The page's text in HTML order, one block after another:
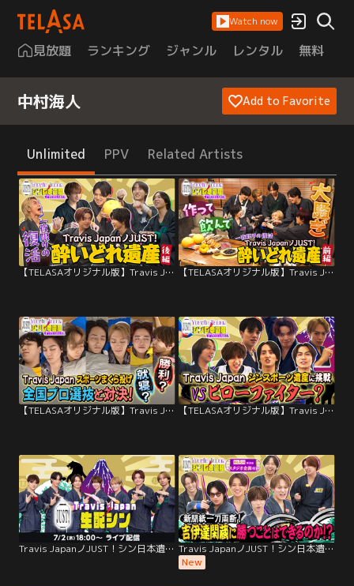
Watch now
見放題 ランキング ジャンル レンタル 無料
中村海人 Add to Favorite
Unlimited PPV Related Artists
【TELASAオリジナル版】Travis Japan ノ JUST！シン日本遺産 Premium ＃04 【TELASAオリジナル版】Travis Japan ノ JUST！シン日本遺産 Premium ＃03
【TELASAオリジナル版】Travis Japan ノ JUST！シン日本遺産 Premium ＃02 【TELASAオリジナル版】Travis Japan ノ JUST！シン日本遺産 Premium ＃01
Travis JapanノJUST！シン日本遺産 生配シン（7/2）
Travis JapanノJUST！シン日本遺産（2026/08/05放送分）＃36
New